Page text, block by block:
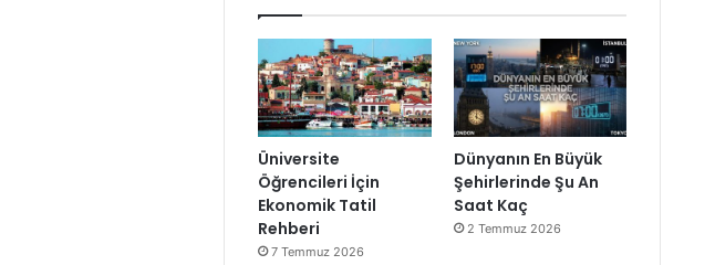
Üniversite
Öğrencileri İçin
Ekonomik Tatil
Rehberi
7 Temmuz 2026
Dünyanın En Büyük
Şehirlerinde Şu An
Saat Kaç
2 Temmuz 2026